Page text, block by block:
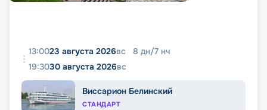
13:0023 августа 2026вс 8 дн/7 нч
19:3030 августа 2026вс
Виссарион Белинский
СТАНДАРТ